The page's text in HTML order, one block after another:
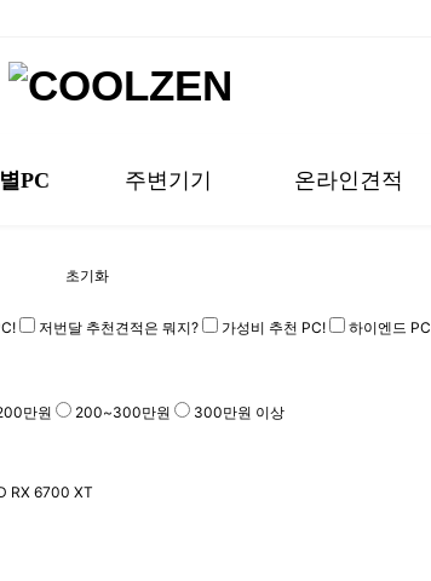
몬스터헌터 입문이라면 강추 사양!
하드한 포토샵 작업도 이 본체면 OK!
좋은 제품으로만 꽉꽉 담은 초고사양 본체!
PC
AMD 제품으로 성능 더블업!
주변기기
인기 키보드,마우스 한눈에 찾아보기~
온라인견적
! 인기있는 AMD CPU로 원하는 세트를 구성하자!
초기화
저번달 추천견적은 뭐지? 가성비 추천 PC! 하이엔드 PC
만원 200~300만원
300만원 이상
RX 6700 XT